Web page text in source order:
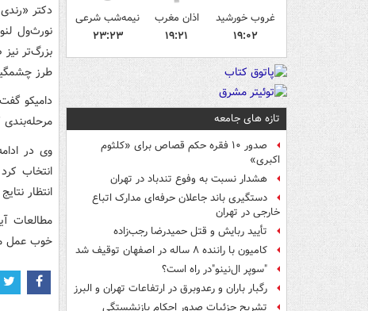
غروب خورشید
۱۹:۰۲
اذان مغرب
۱۹:۲۱
نیمه‌شب شرعی
۲۳:۲۳
تازه های جامعه
صدور ۱۰ فقره حکم قصاص برای «کلثوم
اکبری»
هشدار نسبت به وفوع تندباد در تهران
دستگیری باند جاعلان حرفه‌ای مدارک اتباع
خارجی در تهران
تأیید ربایش و قتل حمیدرضا رجب‌زاده
کامیون با راننده ۸ ساله در اصفهان توقیف شد
"سوپر ال‌نینو"در راه است؟
رگبار باران و رعدوبرق در ارتفاعات تهران و البرز
تشریح جزئیات صدور احکام بازنشستگی
دکتر
نورث‌ول
بزرگ‌تر
طرز
دامیکو
وی در
انتخاب
انتظار
مطالعات
خوب عمل